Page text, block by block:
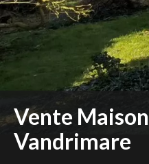
Vente Maison
Vandrimare